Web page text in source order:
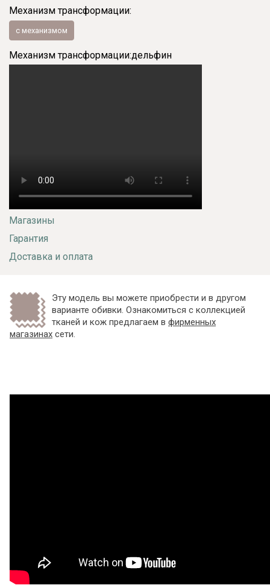
Механизм трансформации:
с механизмом
Механизм трансформации:дельфин
Магазины
Гарантия
Доставка и оплата
Эту модель вы можете приобрести и в другом
варианте обивки. Ознакомиться с коллекцией
тканей и кож предлагаем в фирменных
магазинах сети.